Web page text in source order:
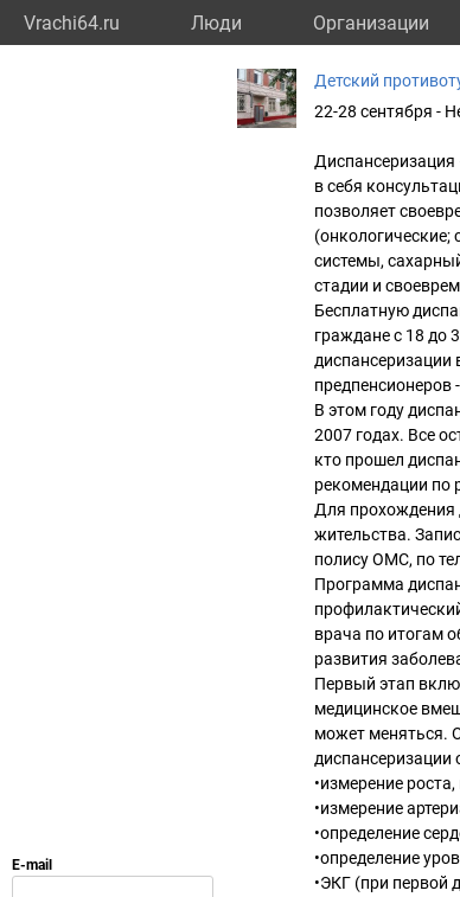
Vrachi64.ru Люди Организации
Детский
22-28 сентября -
в себя
позволяет
(онкологические;
системы,
стадии и
Бесплатную
граждане с 18 до
предпенсионеров
В этом году
2007 годах. Все
кто прошел
рекомендации по
Для прохождения
жительства.
полису ОМС, по
Программа
врача по итогам
развития
Первый этап
медицинское
может меняться.
диспансеризации
•измерение
•измерение
•определение
•определение
•ЭКГ (при первой